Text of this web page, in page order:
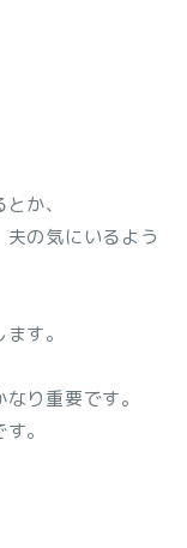
か、
の気にいるよう
す。
り重要です。
。